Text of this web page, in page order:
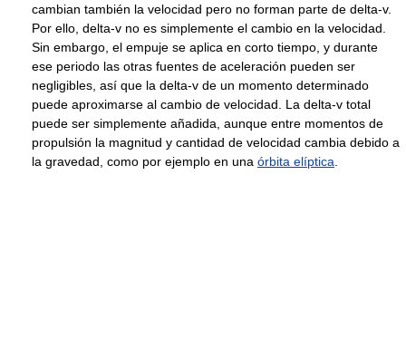
cambian también la velocidad pero no forman parte de delta-v.
Por ello, delta-v no es simplemente el cambio en la velocidad.
Sin embargo, el empuje se aplica en corto tiempo, y durante
ese periodo las otras fuentes de aceleración pueden ser
negligibles, así que la delta-v de un momento determinado
puede aproximarse al cambio de velocidad. La delta-v total
puede ser simplemente añadida, aunque entre momentos de
propulsión la magnitud y cantidad de velocidad cambia debido a
la gravedad, como por ejemplo en una órbita elíptica.